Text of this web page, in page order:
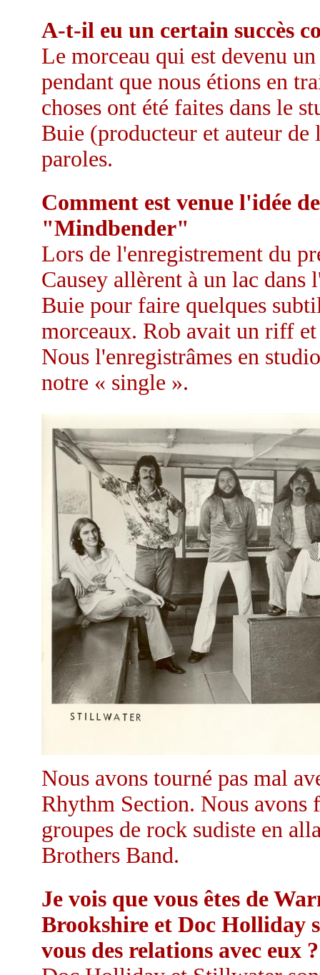
A-t-il eu un certain succès
Le morceau qui est devenu
pendant que nous étions en
choses ont été faites dans le
Buie (producteur et auteur
paroles.
Comment est venue l'idée
"Mindbender"
Lors de l'enregistrement du
Causey allèrent à un lac
Buie pour faire quelques
morceaux. Rob avait un riff
Nous l'enregistrâmes en
notre « single ».
Nous avons tourné pas mal
Rhythm Section. Nous avons
groupes de rock sudiste en
Brothers Band.
Je vois que vous êtes de
Brookshire et Doc Holliday
vous des relations avec eux